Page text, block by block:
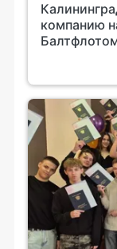
компанию